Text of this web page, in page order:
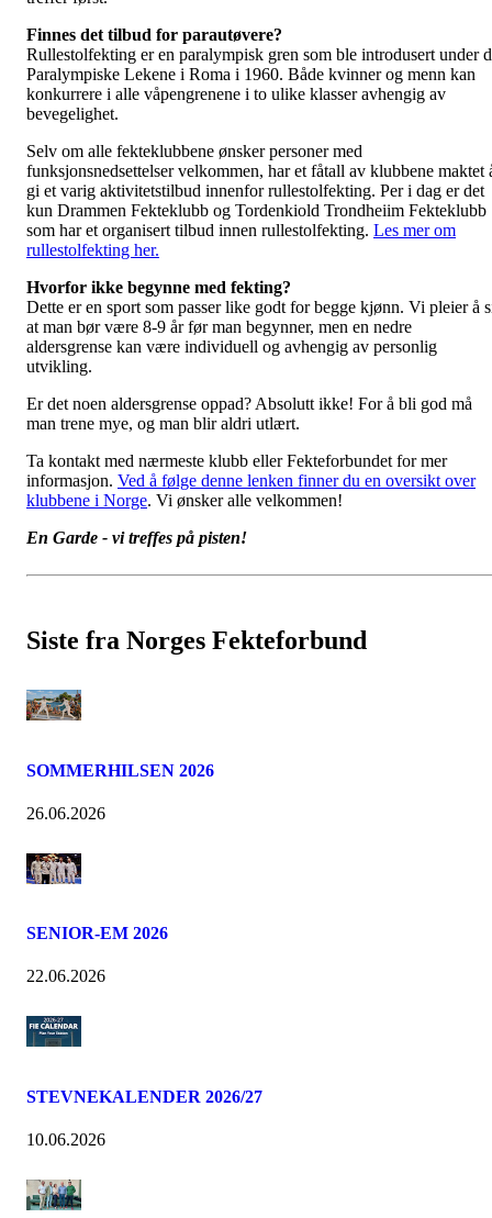
Finnes det tilbud for parautøvere?
Rullestolfekting er en paralympisk gren som ble introdusert under
Paralympiske Lekene i Roma i 1960. Både kvinner og menn kan
konkurrere i alle våpengrenene i to ulike klasser avhengig av
bevegelighet.
Selv om alle fekteklubbene ønsker personer med
funksjonsnedsettelser velkommen, har et fåtall av klubbene maktet
gi et varig aktivitetstilbud innenfor rullestolfekting. Per i dag er det
kun Drammen Fekteklubb og Tordenkiold Trondheiim Fekteklubb
som har et organisert tilbud innen rullestolfekting. Les mer om
rullestolfekting her.
Hvorfor ikke begynne med fekting?
Dette er en sport som passer like godt for begge kjønn. Vi pleier å
at man bør være 8-9 år før man begynner, men en nedre
aldersgrense kan være individuell og avhengig av personlig
utvikling.
Er det noen aldersgrense oppad? Absolutt ikke! For å bli god må
man trene mye, og man blir aldri utlært.
Ta kontakt med nærmeste klubb eller Fekteforbundet for mer
informasjon. Ved å følge denne lenken finner du en oversikt over
klubbene i Norge. Vi ønsker alle velkommen!
En Garde - vi treffes på pisten!
Siste fra Norges Fekteforbund
SOMMERHILSEN 2026
26.06.2026
SENIOR-EM 2026
22.06.2026
STEVNEKALENDER 2026/27
10.06.2026